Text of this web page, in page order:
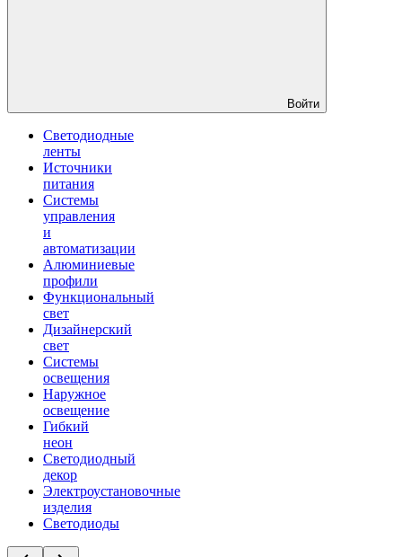
Войти
Светодиодные
ленты
Источники
питания
Системы
управления
и
автоматизации
Алюминиевые
профили
Функциональный
свет
Дизайнерский
свет
Системы
освещения
Наружное
освещение
Гибкий
неон
Светодиодный
декор
Электроустановочные
изделия
Светодиоды